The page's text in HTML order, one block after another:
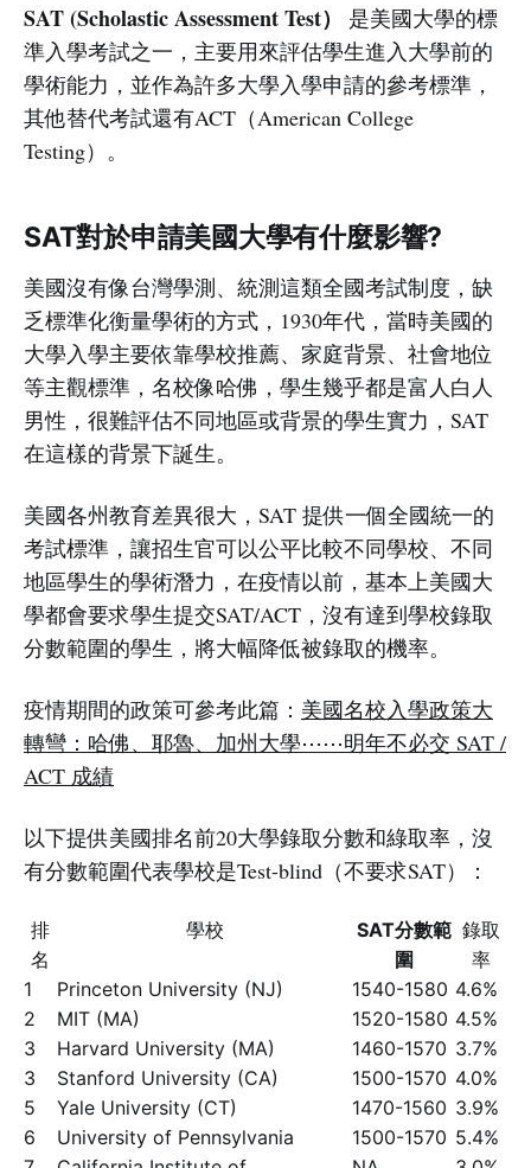
SAT (Scholastic Assessment Test）
是美國大學的標
準入學考試之一，主要用來評估學生進入大學前的
學術能力，並作為許多大學入學申請的參考標準，
其他替代考試還有ACT（American College
Testing）。
SAT對於申請美國大學有什麼影響?
美國沒有像台灣學測、統測這類全國考試制度，缺
乏標準化衡量學術的方式，1930年代，當時美國的
大學入學主要依靠學校推薦、家庭背景、社會地位
等主觀標準，名校像哈佛，學生幾乎都是富人白人
男性，很難評估不同地區或背景的學生實力，SAT
在這樣的背景下誕生。
美國各州教育差異很大，SAT 提供一個全國統一的
考試標準，讓招生官可以公平比較不同學校、不同
地區學生的學術潛力，在疫情以前，基本上美國大
學都會要求學生提交SAT/ACT，沒有達到學校錄取
分數範圍的學生，將大幅降低被錄取的機率。
疫情期間的政策可參考此篇： 美國名校入學政策大
轉彎：哈佛、耶魯、加州大學⋯⋯明年不必交 SAT /
ACT 成績
以下提供美國排名前20大學錄取分數和綠取率，沒
有分數範圍代表學校是Test-blind（不要求SAT）：
排
名
學校
SAT分數範
圍
錄取
率
1
Princeton University (NJ) 1540-1580 4.6%
2
MIT (MA) 1520-1580 4.5%
3
Harvard University (MA) 1460-1570 3.7%
3
Stanford University (CA) 1500-1570 4.0%
5
Yale University (CT) 1470-1560 3.9%
6
University of Pennsylvania 1500-1570 5.4%